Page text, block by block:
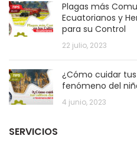
Plagas más
Ecuatorianos y
para su Control
22 julio, 2023
¿Cómo cuidar
fenómeno del
4 junio, 2023
SERVICIOS